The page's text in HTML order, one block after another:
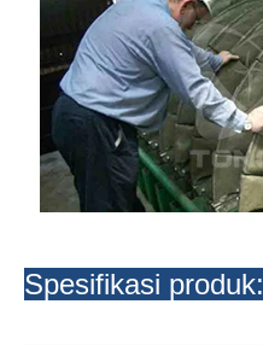
Spesifikasi produk: